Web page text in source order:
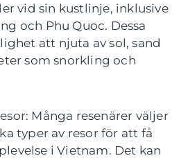
vid sin kustlinje, inklusive
och Phu Quoc. Dessa
att njuta av sol, sand
som snorkling och
Många resenärer väljer
typer av resor för att få
i Vietnam. Det kan